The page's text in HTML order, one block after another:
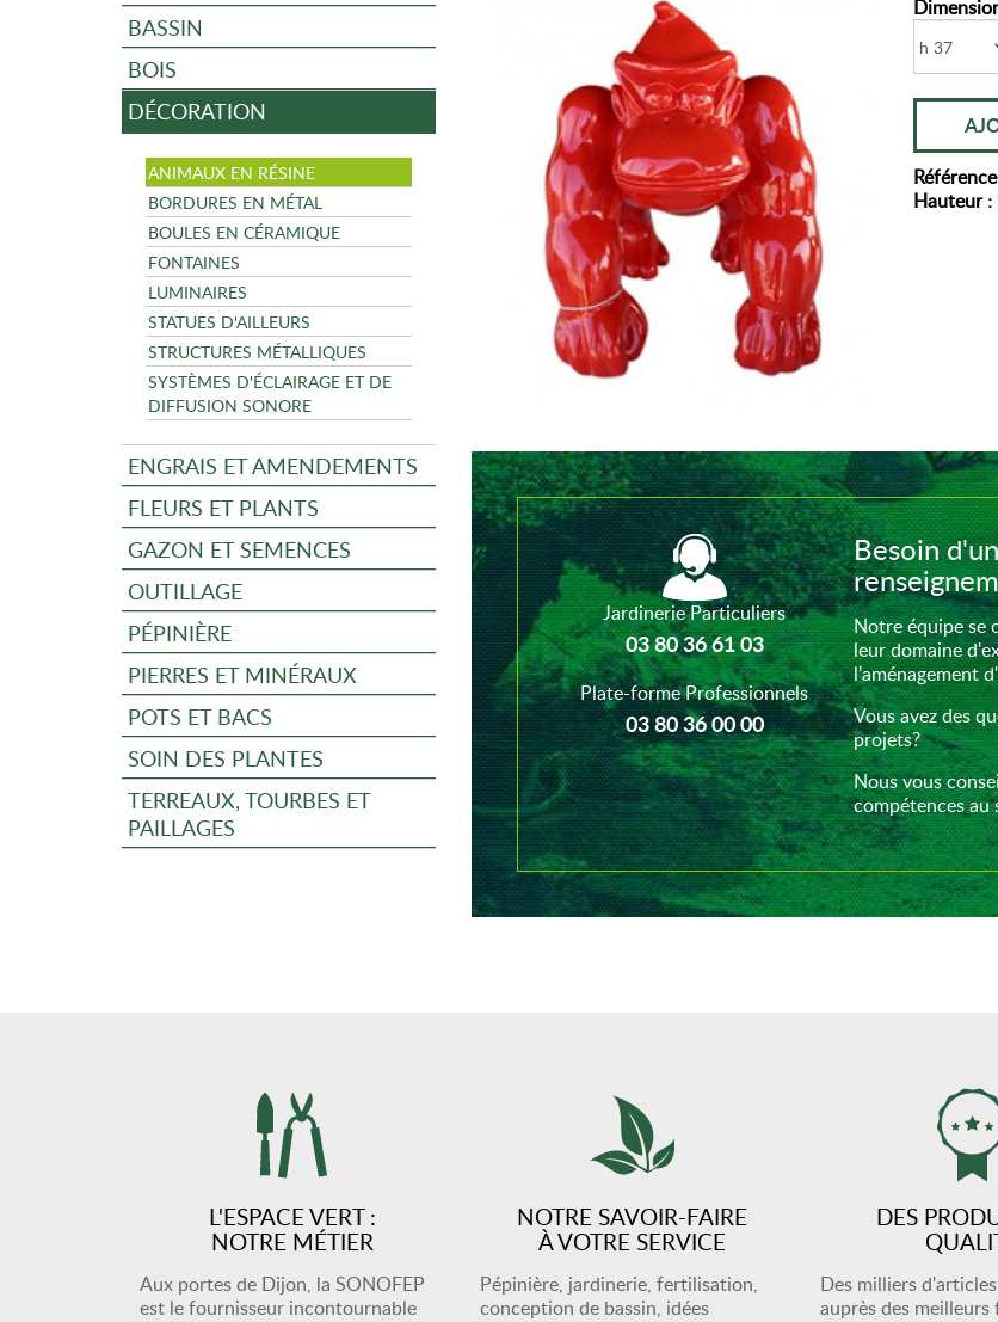
Hauteur :
Jardinerie Particuliers
03 80 36 61 03
Plate-forme Professionnels
03 80 36 00 00
Besoin
Notre équipe se
leur domaine
l'aménagement
Vous avez des
projets?
Nous vous
compétences
BASSIN
BOIS
DÉCORATION
ANIMAUX EN RÉSINE
BORDURES EN MÉTAL
BOULES EN CÉRAMIQUE
FONTAINES
LUMINAIRES
STATUES D'AILLEURS
STRUCTURES MÉTALLIQUES
SYSTÈMES D'ÉCLAIRAGE ET DE
DIFFUSION SONORE
ENGRAIS ET AMENDEMENTS
FLEURS ET PLANTS
GAZON ET SEMENCES
OUTILLAGE
PÉPINIÈRE
PIERRES ET MINÉRAUX
POTS ET BACS
SOIN DES PLANTES
TERREAUX, TOURBES ET
PAILLAGES
L'ESPACE VERT :
NOTRE MÉTIER
Aux portes de Dijon, la SONOFEP
est le fournisseur incontournable
NOTRE SAVOIR-FAIRE
À VOTRE SERVICE
Pépinière, jardinerie, fertilisation,
conception de bassin, idées
DES
Des milliers
auprès des